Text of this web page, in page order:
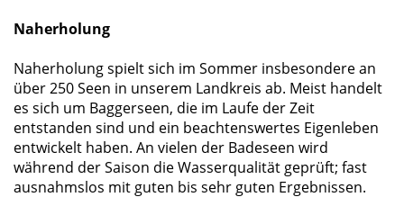
Naherholung
Naherholung spielt sich im Sommer insbesondere an
über 250 Seen in unserem Landkreis ab. Meist handelt
es sich um Baggerseen, die im Laufe der Zeit
entstanden sind und ein beachtenswertes Eigenleben
entwickelt haben. An vielen der Badeseen wird
während der Saison die Wasserqualität geprüft; fast
ausnahmslos mit guten bis sehr guten Ergebnissen.